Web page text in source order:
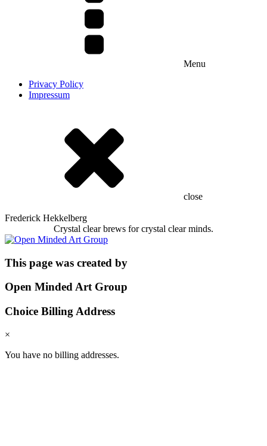
Menu
Privacy Policy
Impressum
close
Frederick Hekkelberg
Crystal clear brews for crystal clear minds.
This page was created by
Open Minded Art Group
Choice Billing Address
×
You have no billing addresses.